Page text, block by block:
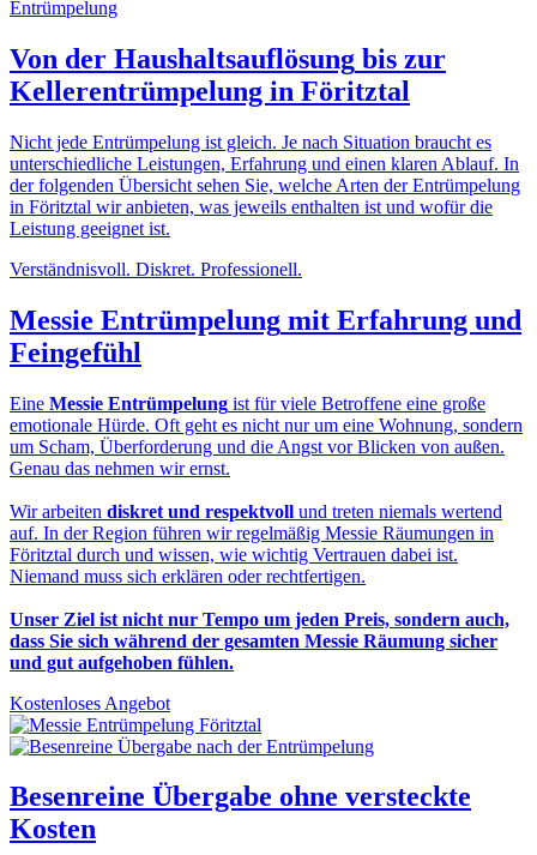
Von der Haushaltsauflösung bis zur
Kellerentrümpelung in Föritztal
Nicht jede Entrümpelung ist gleich. Je nach Situation braucht es
unterschiedliche Leistungen, Erfahrung und einen klaren Ablauf. In
der folgenden Übersicht sehen Sie, welche Arten der Entrümpelung
in Föritztal wir anbieten, was jeweils enthalten ist und wofür die
Leistung geeignet ist.
Verständnisvoll. Diskret. Professionell.
Messie Entrümpelung mit Erfahrung und
Feingefühl
Eine Messie Entrümpelung ist für viele Betroffene eine große
emotionale Hürde. Oft geht es nicht nur um eine Wohnung, sondern
um Scham, Überforderung und die Angst vor Blicken von außen.
Genau das nehmen wir ernst.
Wir arbeiten diskret und respektvoll und treten niemals wertend
auf. In der Region führen wir regelmäßig Messie Räumungen in
Föritztal durch und wissen, wie wichtig Vertrauen dabei ist.
Niemand muss sich erklären oder rechtfertigen.
Unser Ziel ist nicht nur Tempo um jeden Preis, sondern auch,
dass Sie sich während der gesamten Messie Räumung sicher
und gut aufgehoben fühlen.
Kostenloses Angebot
Besenreine Übergabe ohne versteckte
Kosten